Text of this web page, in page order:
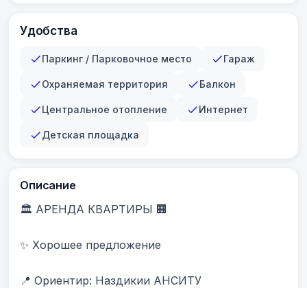
Удобства
Паркинг / Парковочное место Гараж
Охраняемая территория Балкон
Центральное отопление Интернет
Детская площадка
Описание
🏛 АРЕНДА КВАРТИРЫ 🏢
✨ Хорошее предложение
📍 Ориентир: Наздикии АНСИТУ